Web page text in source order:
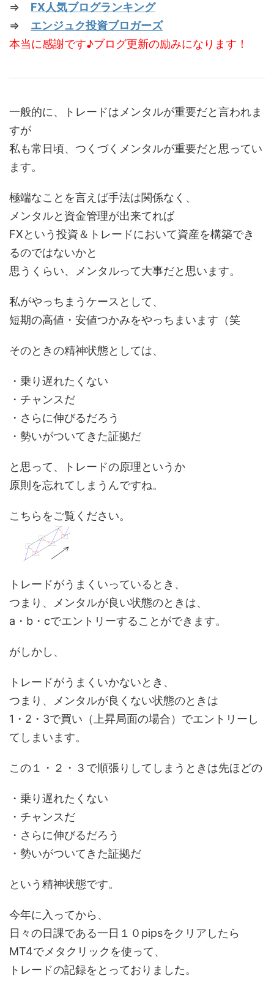
⇒ FX人気ブログランキング
⇒ エンジュク投資ブロガーズ
本当に感謝です♪ブログ更新の励みになります！
一般的に、トレードはメンタルが重要だと言われま
すが
私も常日頃、つくづくメンタルが重要だと思ってい
ます。
極端なことを言えば手法は関係なく、
メンタルと資金管理が出来てれば
FXという投資＆トレードにおいて資産を構築でき
るのではないかと
思うくらい、メンタルって大事だと思います。
私がやっちまうケースとして、
短期の高値・安値つかみをやっちまいます（笑
そのときの精神状態としては、
・乗り遅れたくない
・チャンスだ
・さらに伸びるだろう
・勢いがついてきた証拠だ
と思って、トレードの原理というか
原則を忘れてしまうんですね。
こちらをご覧ください。
トレードがうまくいっているとき、
つまり、メンタルが良い状態のときは、
a・b・cでエントリーすることができます。
がしかし、
トレードがうまくいかないとき、
つまり、メンタルが良くない状態のときは
1・2・3で買い（上昇局面の場合）でエントリーし
てしまいます。
この１・２・３で順張りしてしまうときは先ほどの
・乗り遅れたくない
・チャンスだ
・さらに伸びるだろう
・勢いがついてきた証拠だ
という精神状態です。
今年に入ってから、
日々の日課である一日１０pipsをクリアしたら
MT4でメタクリックを使って、
トレードの記録をとっておりました。